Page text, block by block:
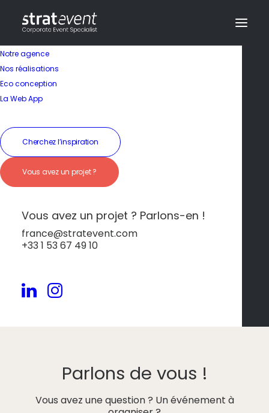
Notre agence
Nos réalisations
Eco conception
La Web App
Cherchez l’inspiration
Vous avez un projet ?
Vous avez un projet ? Parlons-en !
france@stratevent.com
+33 1 53 67 49 10
Un cadre idéal pour
se ressourcer
Saint-Malo
Entre plages de sable fin, balades en bord de
Parlons de vous !
Vous avez une question ? Un événement à